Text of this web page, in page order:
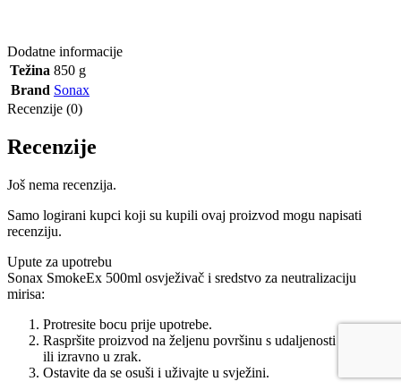
Dodatne informacije
Težina 850 g
Brand Sonax
Recenzije (0)
Recenzije
Još nema recenzija.
Samo logirani kupci koji su kupili ovaj proizvod mogu napisati
recenziju.
Upute za upotrebu
Sonax SmokeEx 500ml osvježivač i sredstvo za neutralizaciju
mirisa:
Protresite bocu prije upotrebe.
Raspršite proizvod na željenu površinu s udaljenosti od 30 cm
ili izravno u zrak.
Ostavite da se osuši i uživajte u svježini.